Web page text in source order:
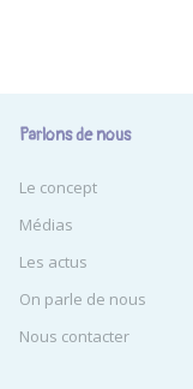
Parlons de nous
Le concept
Médias
Les actus
On parle de nous
Nous contacter